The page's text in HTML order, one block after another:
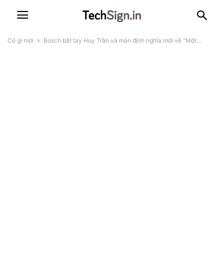
Có gì mới Bosch bắt tay Huy Trần và màn định nghĩa mới về “Một...